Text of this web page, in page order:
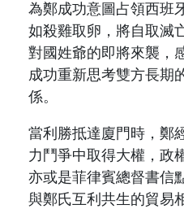
為鄭成功意圖占領西班
如殺雞取卵，將自取滅
對國姓爺的即將來襲，
成功重新思考雙方長期
係。
當利勝抵達廈門時，鄭
力鬥爭中取得大權，政
亦或是菲律賓總督書信
與鄭氏互利共生的貿易